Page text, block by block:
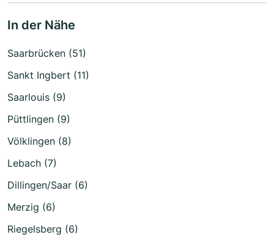
In der Nähe
Saarbrücken (51)
Sankt Ingbert (11)
Saarlouis (9)
Püttlingen (9)
Völklingen (8)
Lebach (7)
Dillingen/Saar (6)
Merzig (6)
Riegelsberg (6)